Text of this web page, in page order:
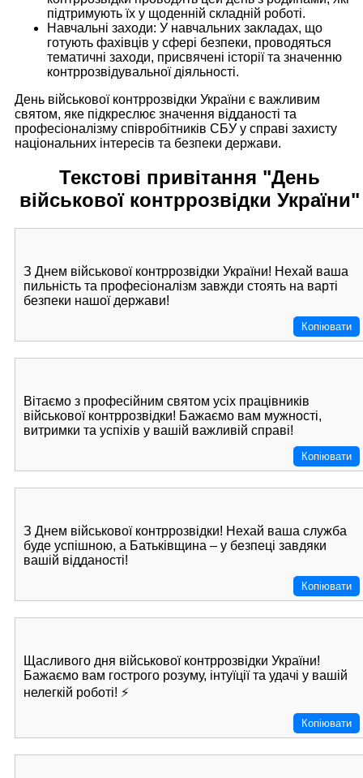
підтримують їх у щоденній складній роботі.
Навчальні заходи: У навчальних закладах, що
готують фахівців у сфері безпеки, проводяться
тематичні заходи, присвячені історії та значенню
контррозвідувальної діяльності.
День військової контррозвідки України є важливим
святом, яке підкреслює значення відданості та
професіоналізму співробітників СБУ у справі захисту
національних інтересів та безпеки держави.
Текстові привітання "День
військової контррозвідки України"
З Днем військової контррозвідки України! Нехай ваша
пильність та професіоналізм завжди стоять на варті
безпеки нашої держави! ️
Копіювати
Вітаємо з професійним святом усіх працівників
військової контррозвідки! Бажаємо вам мужності,
витримки та успіхів у вашій важливій справі!
Копіювати
З Днем військової контррозвідки! Нехай ваша служба
буде успішною, а Батьківщина – у безпеці завдяки
вашій відданості!
Копіювати
Щасливого дня військової контррозвідки України!
Бажаємо вам гострого розуму, інтуїції та удачі у вашій
нелегкій роботі! ⚡
Копіювати